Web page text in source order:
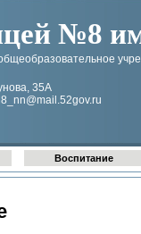
№8
35А
Воспитание